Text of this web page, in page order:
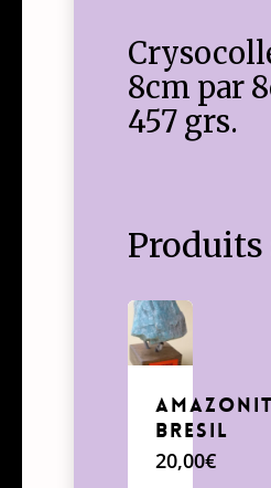
8cm par
457 grs.
Bresil
20,00€